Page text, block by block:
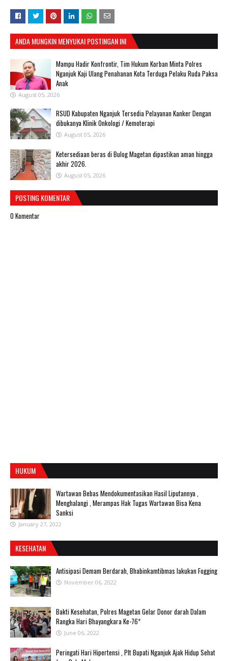
ANDA MUNGKIN MENYUKAI POSTINGAN INI
Mampu Hadir Konfrontir, Tim Hukum Korban Minta Polres
Nganjuk Kaji Ulang Penahanan Kota Terduga Pelaku Ruda Paksa
Anak
August 05, 2026
RSUD Kabupaten Nganjuk Tersedia Pelayanan Kanker Dengan
dibukanya Klinik Onkologi / Kemoterapi
August 05, 2026
Ketersediaan beras di Bulog Magetan dipastikan aman hingga
akhir 2026.
August 05, 2026
POSTING KOMENTAR
0 Komentar
HUKUM
Wartawan Bebas Mendokumentasikan Hasil Liputannya ,
Menghalangi , Merampas Hak Tugas Wartawan Bisa Kena
Sanksi
January 27, 2022
KESEHATAN
Antisipasi Demam Berdarah, Bhabinkamtibmas lakukan Fogging
November 06, 2022
Bakti Kesehatan, Polres Magetan Gelar Donor darah Dalam
Rangka Hari Bhayangkara Ke-76*
June 06, 2022
Peringati Hari Hipertensi , Plt Bupati Nganjuk Ajak Hidup Sehat